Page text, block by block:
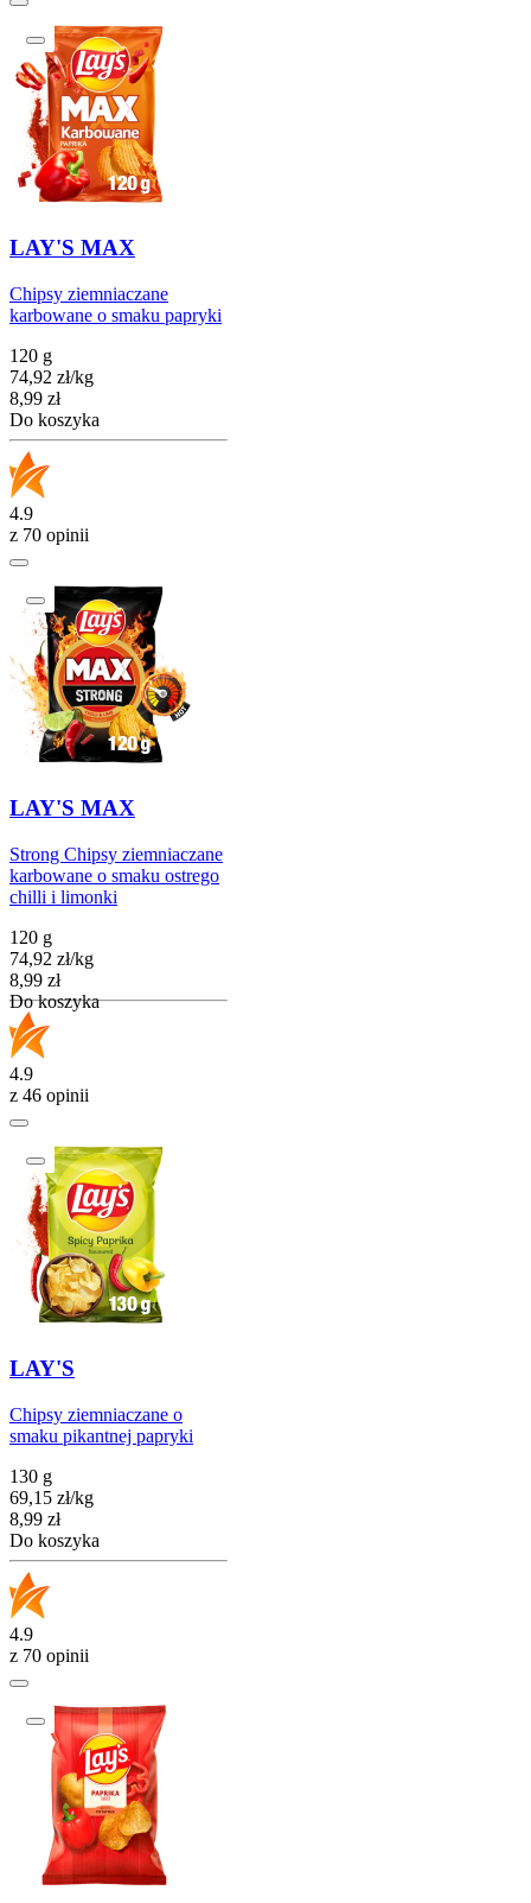
LAY'S MAX
Chipsy ziemniaczane
karbowane o smaku papryki
120 g
74,92 zł/kg
Cena
8,99 zł
Do koszyka
4.9
z 70 opinii
LAY'S MAX
Strong Chipsy ziemniaczane
karbowane o smaku ostrego
chilli i limonki
120 g
74,92 zł/kg
Cena
8,99 zł
Do koszyka
4.9
z 46 opinii
LAY'S
Chipsy ziemniaczane o
smaku pikantnej papryki
130 g
69,15 zł/kg
Cena
8,99 zł
Do koszyka
4.9
z 70 opinii